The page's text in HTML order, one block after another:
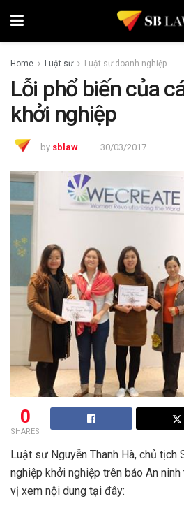
Home Luật sư Luật sư doanh nghiệp
Lỗi phổ biến của
khởi nghiệp
by sblaw 30/03/2017
0
SHARES
Luật sư Nguyễn Thanh Hà, chủ tịch
nghiệp khởi nghiệp trên báo An
vị xem nội dung tại đây: